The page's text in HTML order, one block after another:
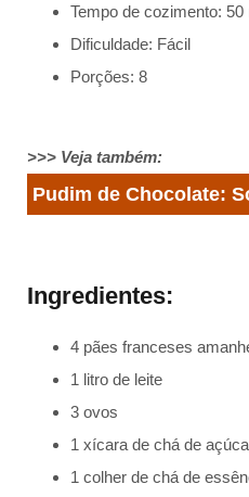
Tempo de cozimento: 50
Dificuldade: Fácil
Porções: 8
>>> Veja também:
Pudim de Chocolate:
Ingredientes:
4 pães franceses
1 litro de leite
3 ovos
1 xícara de chá de
1 colher de chá de